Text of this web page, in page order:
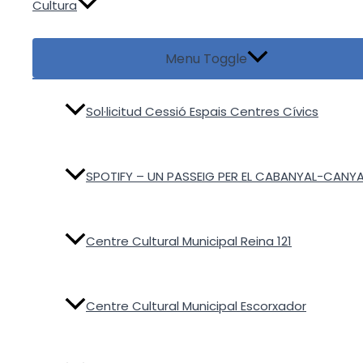
Cultura
Menu Toggle
Sol·licitud Cessió Espais Centres Cívics
SPOTIFY – UN PASSEIG PER EL CABANYAL-
Centre Cultural Municipal Reina 121
Centre Cultural Municipal Escorxador